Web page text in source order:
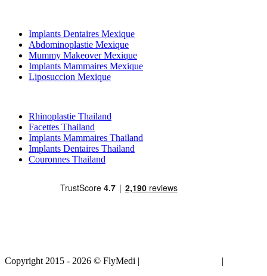
Implants Dentaires Mexique
Abdominoplastie Mexique
Mummy Makeover Mexique
Implants Mammaires Mexique
Liposuccion Mexique
Rhinoplastie Thailand
Facettes Thailand
Implants Mammaires Thailand
Implants Dentaires Thailand
Couronnes Thailand
Copyright 2015 - 2026 © FlyMedi | |